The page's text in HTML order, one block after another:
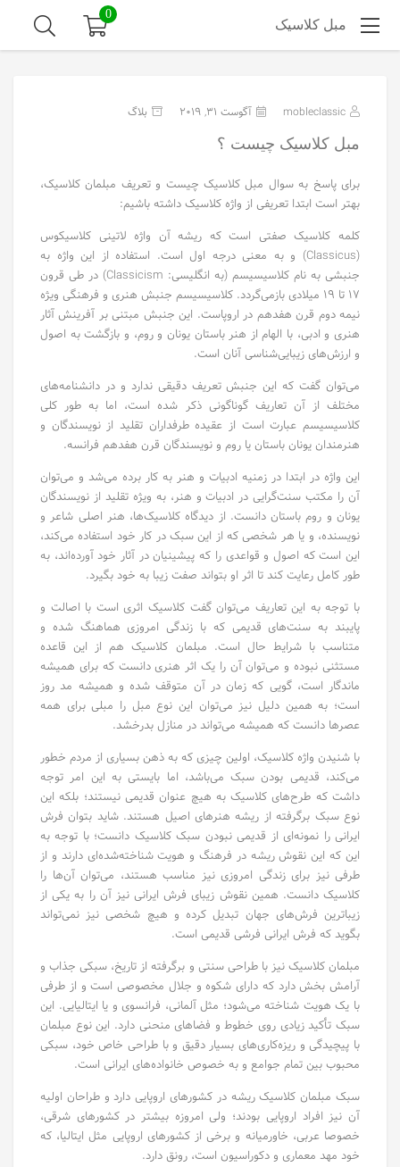
مبل کلاسیک
0
mobleclassic آگوست 31, 2019
بلاگ
مبل کلاسیک چیست ؟
برای پاسخ به سوال مبل کلاسیک چیست و تعریف مبلمان کلاسیک،
بهتر است ابتدا تعریفی از واژه کلاسیک داشته باشیم:
کلمه کلاسیک صفتی است که ریشه آن واژه لاتینی کلاسیکوس
(Classicus) و به معنی درجه اول است. استفاده از این واژه به
جنبشی به نام کلاسیسیسم (به انگلیسی: Classicism) در طی قرون
۱۷ تا ۱۹ میلادی بازمی‌گردد. کلاسیسیسم جنبش هنری و فرهنگی ویژه
نیمه دوم قرن هفدهم در اروپاست. این جنبش مبتنی بر آفرینش آثار
هنری و ادبی، با الهام از هنر باستان یونان و روم، و بازگشت به اصول
و ارزش‌های زیبایی‌شناسی آنان است.
می‌توان گفت که این جنبش تعریف دقیقی ندارد و در دانشنامه‌های
مختلف از آن تعاریف گوناگونی ذکر شده است، اما به طور کلی
کلاسیسیسم عبارت است از عقیده طرفداران تقلید از نویسندگان و
هنرمندان یونان باستان یا روم و نویسندگان قرن هفدهم فرانسه.
این واژه در ابتدا در زمنیه ادبیات و هنر به کار برده می‌شد و می‌توان
آن را مکتب سنت‌گرایی در ادبیات و هنر، به ویژه تقلید از نویسندگان
یونان و روم باستان دانست. از دیدگاه کلاسیک‌ها، هنر اصلی شاعر و
نویسنده، و یا هر شخصی که از این سبک در کار خود استفاده می‌کند،
این است که اصول و قواعدی را که پیشینیان در آثار خود آورده‌اند، به
طور کامل رعایت کند تا اثر او بتواند صفت زیبا به خود بگیرد.
با توجه به این تعاریف می‌توان گفت کلاسیک اثری است با اصالت و
پایبند به سنت‌های قدیمی که با زندگی امروزی هماهنگ شده و
متناسب با شرایط حال است. مبلمان کلاسیک هم از این قاعده
مستثنی نبوده و می‌توان آن را یک اثر هنری دانست که برای همیشه
ماندگار است، گویی که زمان در آن متوقف شده و همیشه مد روز
است؛ به همین دلیل نیز می‌توان این نوع مبل را مبلی برای همه
عصرها دانست که همیشه می‌تواند در منازل بدرخشد.
با شنیدن واژه کلاسیک، اولین چیزی که به ذهن بسیاری از مردم خطور
می‌کند، قدیمی بودن سبک می‌باشد، اما بایستی به این امر توجه
داشت که طرح‌های کلاسیک به هیچ عنوان قدیمی نیستند؛ بلکه این
نوع سبک برگرفته از ریشه‌ هنرهای اصیل هستند. شاید بتوان فرش
ایرانی را نمونه‌ای از قدیمی نبودن سبک کلاسیک دانست؛ با توجه به
این که این نقوش ریشه در فرهنگ و هویت شناخته‌شده‌ای دارند و از
طرفی نیز برای زندگی امروزی نیز مناسب هستند، می‌توان آن‌ها را
کلاسیک دانست. همین نقوش زیبای فرش ایرانی نیز آن را به یکی از
زیباترین فرش‌های جهان تبدیل کرده و هیچ شخصی نیز نمی‌تواند
بگوید که فرش ایرانی فرشی قدیمی است.
مبلمان کلاسیک نیز با طراحی سنتی و برگرفته از تاریخ، سبکی جذاب و
آرامش ‌بخش دارد که دارای شکوه و جلال مخصوصی است و از طرفی
با یک هویت شناخته می‌شود؛ مثل آلمانی، فرانسوی و یا ایتالیایی. این
سبک تأکید زیادی روی خطوط و فضاهای منحنی دارد. این نوع مبلمان
با پیچیدگی و ریزه‌کاری‌های بسیار دقیق و با طراحی خاص خود،‌ سبکی
محبوب بین تمام جوامع و به خصوص خانواده‌های ایرانی است.
سبک مبلمان کلاسیک ریشه در کشورهای اروپایی دارد و طراحان اولیه
آن نیز افراد اروپایی بودند؛ ولی امروزه بیشتر در کشورهای شرقی،
خصوصا عربی، خاورمیانه و برخی از کشورهای اروپایی مثل ایتالیا، که
خود مهد معماری و دکوراسیون است، رونق دارد.